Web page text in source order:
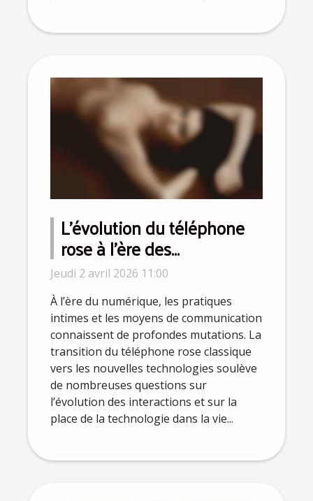
L'évolution du téléphone
rose à l'ère des
technologies numériques
Jeudi 2 avril 2026 11:00
À l’ère du numérique, les pratiques
intimes et les moyens de communication
connaissent de profondes mutations. La
transition du téléphone rose classique
vers les nouvelles technologies soulève
de nombreuses questions sur
l’évolution des interactions et sur la
place de la technologie dans la vie...